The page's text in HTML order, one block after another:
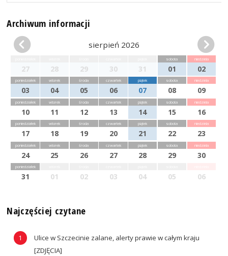
Archiwum informacji
sierpień 2026
27 28 29 30 31
sobota
01
niedziela
02
poniedziałek
03
wtorek
04
środa
05
czwartek
06
piątek
07
sobota
08
niedziela
09
poniedziałek
10
wtorek
11
środa
12
czwartek
13
piątek
14
sobota
15
niedziela
16
poniedziałek
17
wtorek
18
środa
19
czwartek
20
piątek
21
sobota
22
niedziela
23
poniedziałek
24
wtorek
25
środa
26
czwartek
27
piątek
28
sobota
29
niedziela
30
poniedziałek
31 01 02 03 04 05 06
Najczęściej czytane
Ulice w Szczecinie zalane, alerty prawie w całym kraju
[ZDJĘCIA]